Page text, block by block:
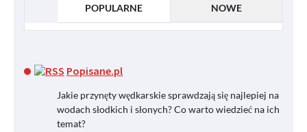
POPULARNE NOWE
Popisane.pl
Jakie przynęty wędkarskie sprawdzają się najlepiej na
wodach słodkich i słonych? Co warto wiedzieć na ich
temat?